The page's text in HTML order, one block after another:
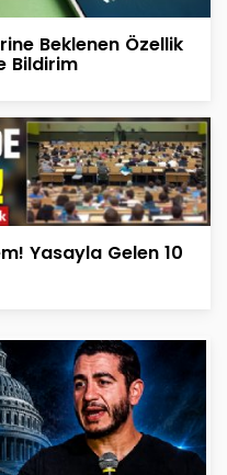
Beklenen Özellik
Bildirim
Yasayla Gelen 10